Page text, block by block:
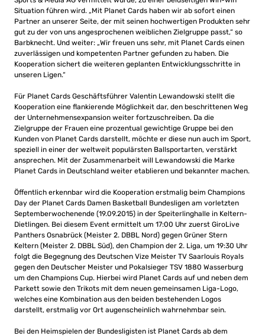
Situation führen wird. „Mit Planet Cards haben wir ab sofort einen
Partner an unserer Seite, der mit seinen hochwertigen Produkten sehr
gut zu der von uns angesprochenen weiblichen Zielgruppe passt,“ so
Barbknecht. Und weiter: „Wir freuen uns sehr, mit Planet Cards einen
zuverlässigen und kompetenten Partner gefunden zu haben. Die
Kooperation sichert die weiteren geplanten Entwicklungsschritte in
unseren Ligen.“
Für Planet Cards Geschäftsführer Valentin Lewandowski stellt die
Kooperation eine flankierende Möglichkeit dar, den beschrittenen Weg
der Unternehmensexpansion weiter fortzuschreiben. Da die
Zielgruppe der Frauen eine prozentual gewichtige Gruppe bei den
Kunden von Planet Cards darstellt, möchte er diese nun auch im Sport,
speziell in einer der weltweit populärsten Ballsportarten, verstärkt
ansprechen. Mit der Zusammenarbeit will Lewandowski die Marke
Planet Cards in Deutschland weiter etablieren und bekannter machen.
Öffentlich erkennbar wird die Kooperation erstmalig beim Champions
Day der Planet Cards Damen Basketball Bundesligen am vorletzten
Septemberwochenende (19.09.2015) in der Speiterlinghalle in Keltern-
Dietlingen. Bei diesem Event ermittelt um 17:00 Uhr zuerst GiroLive
Panthers Osnabrück (Meister 2. DBBL Nord) gegen Grüner Stern
Keltern (Meister 2. DBBL Süd), den Champion der 2. Liga, um 19:30 Uhr
folgt die Begegnung des Deutschen Vize Meister TV Saarlouis Royals
gegen den Deutscher Meister und Pokalsieger TSV 1880 Wasserburg
um den Champions Cup. Hierbei wird Planet Cards auf und neben dem
Parkett sowie den Trikots mit dem neuen gemeinsamen Liga-Logo,
welches eine Kombination aus den beiden bestehenden Logos
darstellt, erstmalig vor Ort augenscheinlich wahrnehmbar sein.
Bei den Heimspielen der Bundesligisten ist Planet Cards ab dem